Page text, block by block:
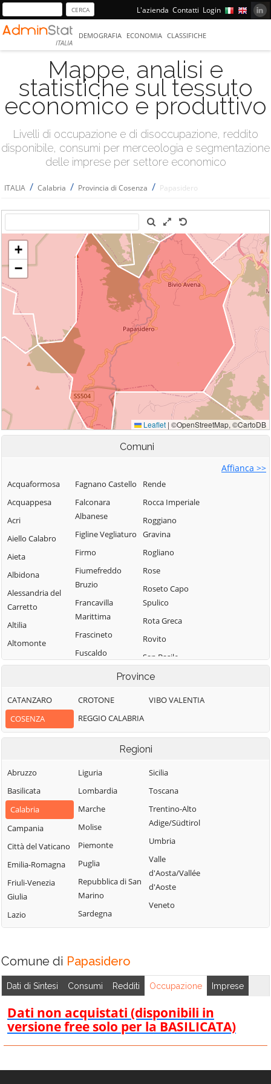
L'azienda Contatti Login
ITALIA
DEMOGRAFIA ECONOMIA CLASSIFICHE
Mappe, analisi e
statistiche sul tessuto
economico e produttivo
Livelli di occupazione e di disoccupazione, reddito
disponibile, consumi per merceologia e segmentazione
delle imprese per settore economico
ITALIA / Calabria / Provincia di Cosenza / Papasidero
Comuni
Affianca >>
Acquaformosa
Acquappesa
Acri
Aiello Calabro
Aieta
Albidona
Alessandria del
Carretto
Altilia
Altomonte
Amantea
Aprigliano
Belmonte
Calabro
Bianchi
Bisignano
Bocchigliero
Bonifati
Buonvicino
Calopezzati
Cariati
Carolei
Carpanzano
Casali del Manco
Cassano all'Ionio
Fagnano Castello
Falconara
Albanese
Figline Vegliaturo
Firmo
Fiumefreddo
Bruzio
Francavilla
Marittima
Frascineto
Fuscaldo
Piemontese
Lago
Laino Castello
Lappano
Lattarico
Longobardi
Longobucco
Lungro
Luzzi
Mandatoriccio
Mangone
Marano
Marchesato
Marano
Rende
Rocca Imperiale
Roggiano
Gravina
Rogliano
Rose
Roseto Capo
Spulico
Rota Greca
Rovito
San Basile
San Benedetto
Albanese
San Demetrio
Corone
San Donato di
San Giorgio
Albanese
San Giovanni in
Fiore
San Lorenzo
Vallo
Argentano
Finita
San Nicola Arcella
Province
CATANZARO
COSENZA
CROTONE
REGGIO CALABRIA
VIBO VALENTIA
Regioni
Abruzzo
Basilicata
Calabria
Campania
Città del Vaticano
Emilia-Romagna
Friuli-Venezia
Giulia
Lazio
Liguria
Lombardia
Marche
Molise
Piemonte
Puglia
Repubblica di San
Marino
Sardegna
Sicilia
Toscana
Trentino-Alto
Adige/Südtirol
Umbria
Valle
d'Aosta/Vallée
d'Aoste
Veneto
Comune di Papasidero
Dati di Sintesi Consumi Redditi Occupazione Imprese
Dati non acquistati (disponibili in
versione free solo per la BASILICATA)